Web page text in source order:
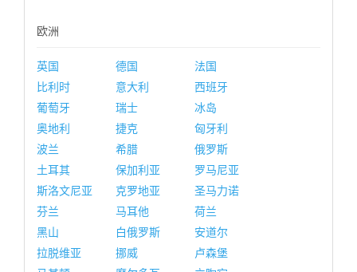
欧洲
英国 德国
法国
比利时
意大利
西班牙
葡萄牙
瑞士
冰岛
奥地利
捷克
匈牙利
波兰
希腊
俄罗斯
土耳其
保加利亚
罗马尼亚
斯洛文尼亚
克罗地亚
圣马力诺
芬兰
马耳他
荷兰
黑山
白俄罗斯
安道尔
拉脱维亚
挪威
卢森堡